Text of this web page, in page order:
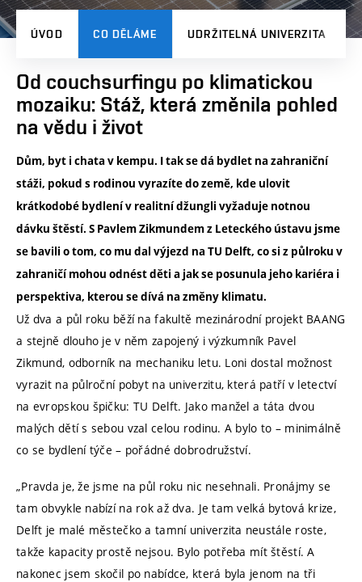
ÚVOD CO DĚLÁME UDRŽITELNÁ UNIVERZITA
Od couchsurfingu po klimatickou
mozaiku: Stáž, která změnila pohled
na vědu i život
Dům, byt i chata v kempu. I tak se dá bydlet na zahraniční
stáži, pokud s rodinou vyrazíte do země, kde ulovit
krátkodobé bydlení v realitní džungli vyžaduje notnou
dávku štěstí. S Pavlem Zikmundem z Leteckého ústavu jsme
se bavili o tom, co mu dal výjezd na TU Delft, co si z půlroku v
zahraničí mohou odnést děti a jak se posunula jeho kariéra i
perspektiva, kterou se dívá na změny klimatu.
Už dva a půl roku běží na fakultě mezinárodní projekt BAANG
a stejně dlouho je v něm zapojený i výzkumník Pavel
Zikmund, odborník na mechaniku letu. Loni dostal možnost
vyrazit na půlroční pobyt na univerzitu, která patří v letectví
na evropskou špičku: TU Delft. Jako manžel a táta dvou
malých dětí s sebou vzal celou rodinu. A bylo to – minimálně
co se bydlení týče – pořádné dobrodružství.
„Pravda je, že jsme na půl roku nic nesehnali. Pronájmy se
tam obvykle nabízí na rok až dva. Je tam velká bytová krize,
Delft je malé městečko a tamní univerzita neustále roste,
takže kapacity prostě nejsou. Bylo potřeba mít štěstí. A
nakonec jsem skočil po nabídce, která byla jenom na tři